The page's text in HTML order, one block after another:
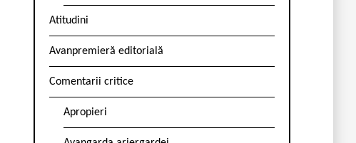
Atitudini
Avanpremieră editorială
Comentarii critice
Apropieri